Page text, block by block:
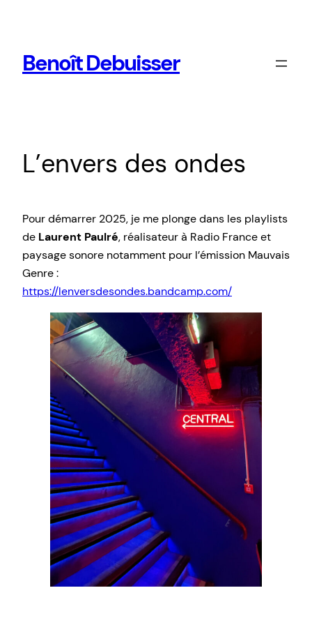
Benoît Debuisser
L’envers des ondes
Pour démarrer 2025, je me plonge dans les playlists
de Laurent Paulré, réalisateur à Radio France et
paysage sonore notamment pour l’émission Mauvais
Genre :
https://lenversdesondes.bandcamp.com/